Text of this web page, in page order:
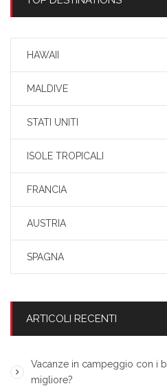
HAWAII
MALDIVE
STATI UNITI
ISOLE TROPICALI
FRANCIA
AUSTRIA
SPAGNA
ARTICOLI RECENTI
Vacanze in campeggio con i
migliore?